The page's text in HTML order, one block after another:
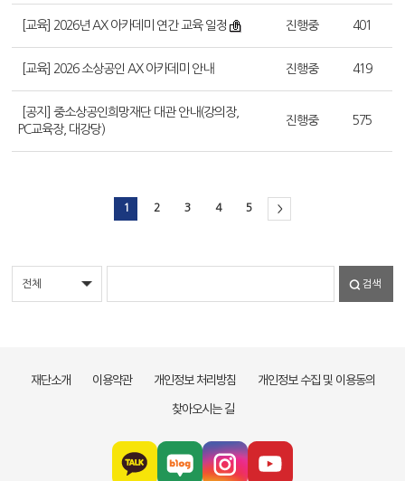
[교육] 2026년 AX 아카데미 연간 교육 일정 진행중 401
[교육] 2026 소상공인 AX 아카데미 안내 진행중 419
[공지] 중소상공인희망재단 대관 안내(강의장,
PC교육장, 대강당)
진행중 575
1 2 3 4 5 >
검색
재단소개 이용약관 개인정보 처리방침
개인정보 수집 및 이용동의
찾아오시는 길